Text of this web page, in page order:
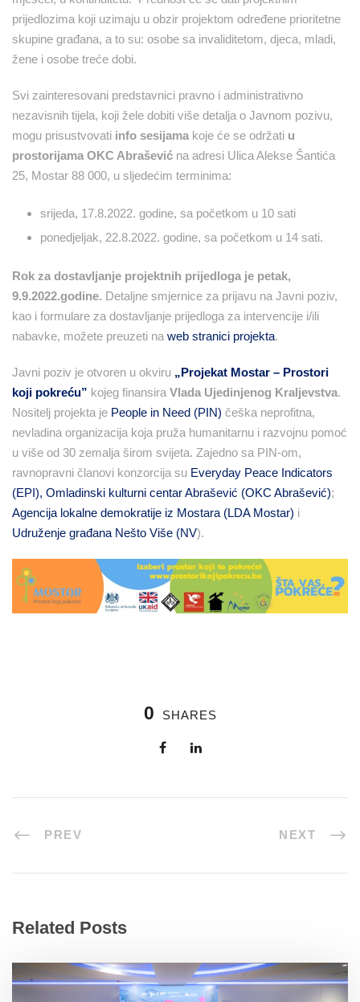
prijedlozima koji uzimaju u obzir projektom određene prioritetne
skupine građana, a to su: osobe sa invaliditetom, djeca, mladi,
žene i osobe treće dobi.
Svi zainteresovani predstavnici pravno i administrativno
nezavisnih tijela, koji žele dobiti više detalja o Javnom pozivu,
mogu prisustvovati info sesijama koje će se održati u
prostorijama OKC Abrašević na adresi Ulica Alekse Šantića
25, Mostar 88 000, u sljedećim terminima:
srijeda, 17.8.2022. godine, sa početkom u 10 sati
ponedjeljak, 22.8.2022. godine, sa početkom u 14 sati.
Rok za dostavljanje projektnih prijedloga je petak,
9.9.2022.godine. Detaljne smjernice za prijavu na Javni poziv,
kao i formulare za dostavljanje prijedloga za intervencije i/ili
nabavke, možete preuzeti na web stranici projekta.
Javni poziv je otvoren u okviru „Projekat Mostar – Prostori
koji pokreću” kojeg finansira Vlada Ujedinjenog Kraljevstva.
Nositelj projekta je People in Need (PIN) češka neprofitna,
nevladina organizacija koja pruža humanitarnu i razvojnu pomoć
u više od 30 zemalja širom svijeta. Zajedno sa PIN-om,
ravnopravni članovi konzorcija su Everyday Peace Indicators
(EPI), Omladinski kulturni centar Abrašević (OKC Abrašević);
Agencija lokalne demokratije iz Mostara (LDA Mostar) i
Udruženje građana Nešto Više (NV).
0 SHARES
PREV NEXT
Related Posts